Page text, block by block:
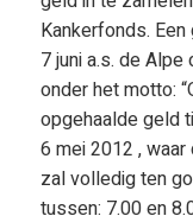
Kankerfonds.
7 juni a.s. de Alpe
onder het motto:
opgehaalde geld
6 mei 2012 ,
zal volledig ten
tussen: 7.00 en